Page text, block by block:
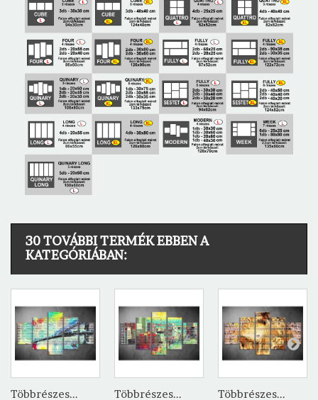
30 TOVÁBBI TERMÉK EBBEN A
KATEGÓRIÁBAN:
Többrészes... Többrészes... Többrészes...